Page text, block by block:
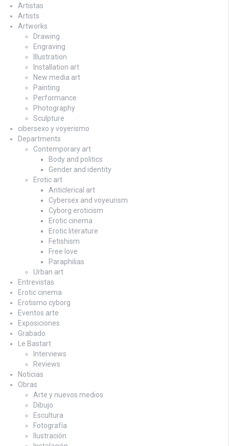
Artistas
Artists
Artworks
Drawing
Engraving
Illustration
Installation art
New media art
Painting
Performance
Photography
Sculpture
cibersexo y voyerismo
Departments
Contemporary art
Body and politics
Gender and identity
Erotic art
Anticlerical art
Cybersex and voyeurism
Cyborg eroticism
Erotic cinema
Erotic literature
Fetishism
Free love
Paraphilias
Urban art
Entrevistas
Erotic cinema
Erotismo cyborg
Eventos arte
Exposiciones
Grabado
Le Bastart
Interviews
Reviews
Noticias
Obras
Arte y nuevos medios
Dibujo
Escultura
Fotografía
Ilustración